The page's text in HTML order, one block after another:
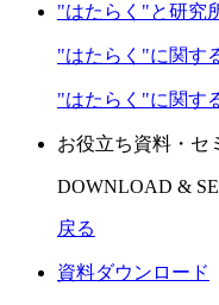
"はたらく"と研究
"はたらく"に関す
"はたらく"に関す
お役立ち資料・セ
DOWNLOAD &
戻る
資料ダウンロード